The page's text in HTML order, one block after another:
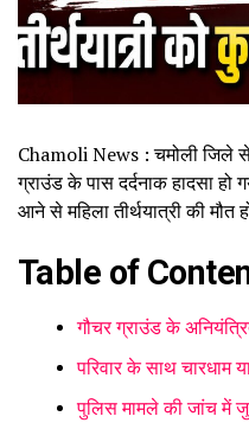
Chamoli News : चमोली जिले
ग्राउंड के पास दर्दनाक हादसा
आने से महिला तीर्थयात्री की मौत
Table of
गौचर ग्राउंड के
परिवार के साथ चारधाम
पुलिस मामले की जांच में